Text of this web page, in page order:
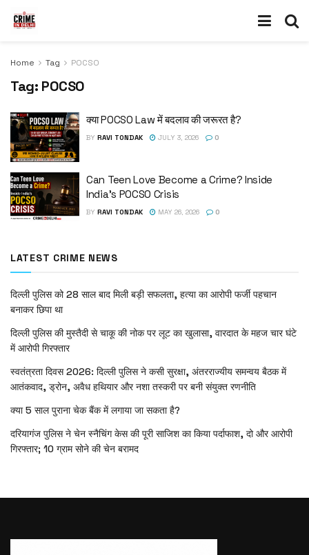
Home Tag POCSO
Tag: POCSO
क्या POCSO Law में बदलाव की जरूरत है?
BY RAVI TONDAK JULY 3, 2026 0
Can Teen Love Become a Crime? Inside
India’s POCSO Crisis
BY RAVI TONDAK MAY 26, 2026 0
LATEST CRIME NEWS
दिल्ली पुलिस को 28 साल बाद मिली बड़ी सफलता, हत्या का आरोपी फर्जी पहचान
बनाकर छिपा था
दिल्ली पुलिस की मुस्तैदी से चाकू की नोक पर लूट का खुलासा, वारदात के महज चार घंटे
में आरोपी गिरफ्तार
स्वतंत्रता दिवस 2026: दिल्ली पुलिस ने कसी सुरक्षा, अंतरराज्यीय समन्वय बैठक में
आतंकवाद, ड्रोन, अवैध हथियार और नशा तस्करी पर बनी संयुक्त रणनीति
क्या 5 साल पुराना चेक बैंक में लगाया जा सकता है?
दरियागंज पुलिस ने चेन स्नैचिंग केस की पूरी साजिश का किया पर्दाफाश, दो और आरोपी
गिरफ्तार; 10 ग्राम सोने की चेन बरामद